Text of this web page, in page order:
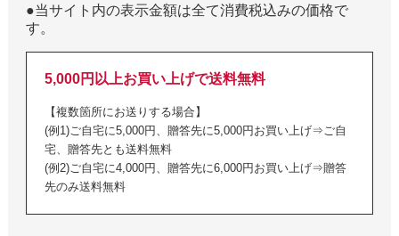
●当サイト内の表示金額は全て消費税込みの価格で
す。
5,000円以上お買い上げで送料無料
【複数箇所にお送りする場合】
(例1)ご自宅に5,000円、贈答先に5,000円お買い上げ⇒ご自
宅、贈答先とも送料無料
(例2)ご自宅に4,000円、贈答先に6,000円お買い上げ⇒贈答
先のみ送料無料